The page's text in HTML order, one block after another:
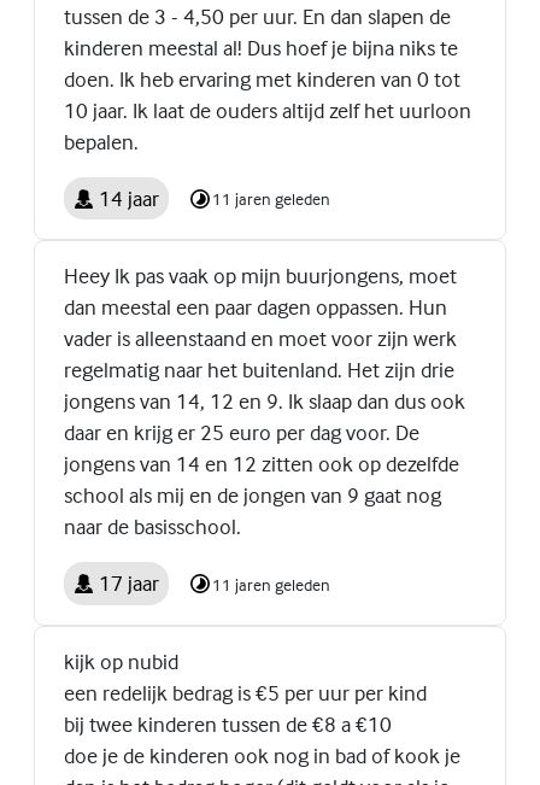
tussen de 3 - 4,50 per uur. En dan slapen de
kinderen meestal al! Dus hoef je bijna niks te
doen. Ik heb ervaring met kinderen van 0 tot
10 jaar. Ik laat de ouders altijd zelf het uurloon
bepalen.
14 jaar 11 jaren geleden
Heey Ik pas vaak op mijn buurjongens, moet
dan meestal een paar dagen oppassen. Hun
vader is alleenstaand en moet voor zijn werk
regelmatig naar het buitenland. Het zijn drie
jongens van 14, 12 en 9. Ik slaap dan dus ook
daar en krijg er 25 euro per dag voor. De
jongens van 14 en 12 zitten ook op dezelfde
school als mij en de jongen van 9 gaat nog
naar de basisschool.
17 jaar 11 jaren geleden
kijk op nubid
een redelijk bedrag is €5 per uur per kind
bij twee kinderen tussen de €8 a €10
doe je de kinderen ook nog in bad of kook je